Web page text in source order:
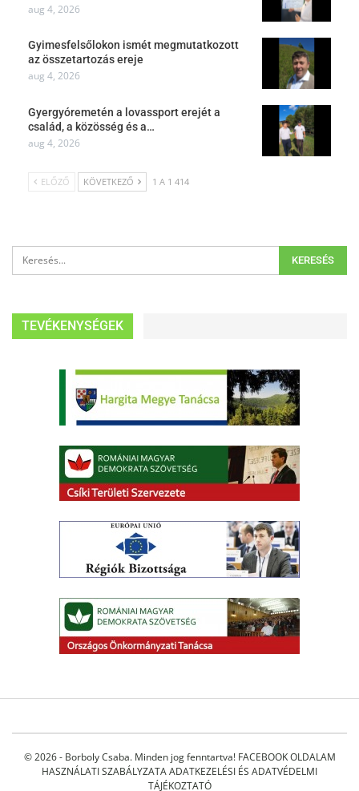
aug 4, 2026
Gyimesfelsőlokon ismét megmutatkozott
az összetartozás ereje
aug 4, 2026
Gyergyóremetén a lovassport erejét a
család, a közösség és a…
aug 4, 2026
ELŐZŐ KÖVETKEZŐ 1 A 1 414
TEVÉKENYSÉGEK
© 2026 - Borboly Csaba. Minden jog fenntartva! FACEBOOK OLDALAM
HASZNÁLATI SZABÁLYZATAADATKEZELÉSI ÉS ADATVÉDELMI
TÁJÉKOZTATÓ